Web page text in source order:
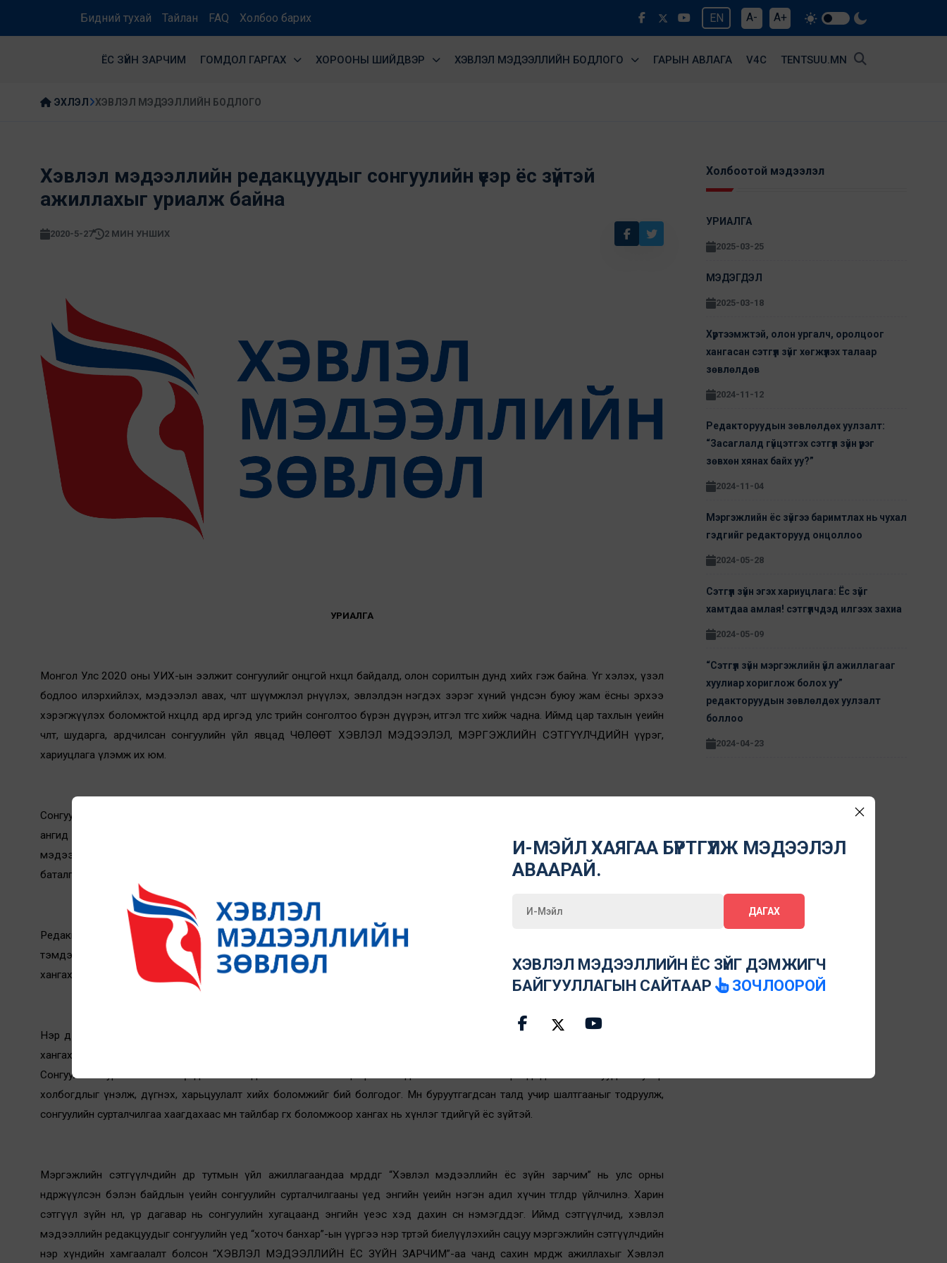
Бидний тухай Тайлан FAQ Холбоо барих EN A- A+
ЁС ЗҮЙН ЗАРЧИМ ГОМДОЛ ГАРГАХ ХОРООНЫ ШИЙДВЭР ХЭВЛЭЛ МЭДЭЭЛЛИЙН БОДЛОГО ГАРЫН АВЛАГА V4С TENTSUU.MN
ЭХЛЭЛ ХЭВЛЭЛ МЭДЭЭЛЛИЙН БОДЛОГО
Хэвлэл мэдээллийн редакцуудыг сонгуулийн үеэр ёс зүйтэй
ажиллахыг уриалж байна
2020-5-27 2 МИН УНШИХ
УРИАЛГА
Монгол Улс 2020 оны УИХ-ын ээлжит сонгуулийг онцгой нөхцөл байдалд, олон сорилтын дунд хийх гэж байна. Үг хэлэх, үзэл
бодлоо илэрхийлэх, мэдээлэл авах, чөлөөт шүүмжлэл өрнүүлэх, эвлэлдэн нэгдэх зэрэг хүний үндсэн буюу жам ёсны эрхээ
хэрэгжүүлэх боломжтой нөхцөлд ард иргэд улс төрийн сонголтоо бүрэн дүүрэн, итгэл төгс хийж чадна. Иймд цар тахлын үеийн
чөлөөт, шударга, ардчилсан сонгуулийн үйл явцад ЧӨЛӨӨТ ХЭВЛЭЛ МЭДЭЭЛЭЛ, МЭРГЭЖЛИЙН СЭТГҮҮЛЧДИЙН үүрэг,
хариуцлага үлэмж их юм.
Сонгуулийн үед хамгийн түгээмэл ажиглагддаг худал мэдээлэл, гүтгэлэг, доромжлолоос мэргэжлийн сэтгүүлч, редакцууд
ангид байж, ийм зүйлийг нийтлэх, түгээхээс татгалзах ёстой. Үүний тулд сэтгүүлч, сурвалжлагч та бүхнийг аливаа мэдээ,
мэдээллийг түгээхдээ туйлын хянуур байж, санамсаргүй алдаа гаргахаас сэргийлэн, олон талын эх сурвалжаар
баталгаажуулсны дараа хэвлэл мэдээллийн хэрэгслээрээ түгээхийг онцлон анхааруулж байна.
Редакцын бэлтгэсэн мэргэжлийн контентийн агуулгаас үзэл суртал шингэсэн
тэмдэглэн зааглаж, хэрэглэгчийг төөрөгдүүлэхгүй байх нь сэтгүүл зүйн зарчим. Энэ нь нэг талаар иргэдийн мэдэх эрхийг
хангах, нөгөөтэйгүүр тухайн редакцын ил тод нээлттэй байдлын хэмжүүр болно.
Нэр дэвшигчид болон намуудын мөрийн хөтөлбөрийн талаар мэдээлэл авах нь иргэний мэдэх эрх юм. Энэхүү мэдэх эрхийг
хангахын тулд хэвлэл мэдээллийн байгууллагууд сонгуулийн үеэр тэнцвэртэй мэдээллээр иргэдийг хангах үүрэгтэй.
Сонгуулийн сурталчилгааны үед тэгш байдлыг хангасан тэнцвэртэй мэдээллийг олгох нь иргэдэд аливаа асуудлын учир
холбогдлыг үнэлж, дүгнэх, харьцуулалт хийх боломжийг бий болгодог. Мөн буруутгагдсан талд учир шалтгааныг тодруулж,
сонгуулийн сурталчилгаа хаагдахаас өмнө тайлбар өгөх боломжоор хангах нь хүнлэг төдийгүй ёс зүйтэй.
Мэргэжлийн сэтгүүлчдийн өдөр тутмын үйл ажиллагаандаа мөрддөг “Хэвлэл мэдээллийн ёс зүйн зарчим” нь улс орны
өндөржүүлсэн бэлэн байдлын үеийн сонгуулийн сурталчилгааны үед энгийн үеийн нэгэн адил хүчин төгөлдөр үйлчилнэ. Харин
сэтгүүл зүйн нөлөө, үр дагавар нь сонгуулийн хугацаанд энгийн үеэс хэд дахин өсөн нэмэгддэг. Иймд сэтгүүлчид, хэвлэл
мэдээллийн редакцуудыг сонгуулийн үед “хоточ банхар”-ын үүргээ нэр төртэй биелүүлэхийн сацуу мэргэжлийн сэтгүүлчдийн
нэр хүндийн хамгаалалт болсон “ХЭВЛЭЛ МЭДЭЭЛЛИЙН ЁС ЗҮЙН ЗАРЧИМ”-аа чанд сахин мөрдөж ажиллахыг Хэвлэл
Холбоотой мэдээлэл
УРИАЛГА
2025-03-25
МЭДЭГДЭЛ
2025-03-18
Хүртээмжтэй, олон ургалч, оролцоог
хангасан сэтгүүл зүйг хөгжүүлэх талаар
зөвлөлдөв
2024-11-12
Редакторуудын зөвлөлдөх уулзалт:
“Засаглалд гүйцэтгэх сэтгүүл зүйн үүрэг
зөвхөн хянах байх уу?”
2024-11-04
Мэргэжлийн ёс зүйгээ баримтлах нь чухал
гэдгийг редакторууд онцоллоо
2024-05-28
Сэтгүүл зүйн эгэх хариуцлага: Ёс зүйг
хамтдаа амлая! сэтгүүлчдэд илгээх захиа
2024-05-09
“Сэтгүүл зүйн мэргэжлийн үйл ажиллагааг
хуулиар хориглож болох уу”
редакторуудын зөвлөлдөх уулзалт
боллоо
2024-04-23
И-МЭЙЛ ХАЯГАА БҮРТГҮҮЛЖ МЭДЭЭЛЭЛ
АВААРАЙ.
ДАГАХ
ХЭВЛЭЛ МЭДЭЭЛЛИЙН ЁС ЗҮЙГ ДЭМЖИГЧ
БАЙГУУЛЛАГЫН САЙТААР
ЗОЧЛООРОЙ